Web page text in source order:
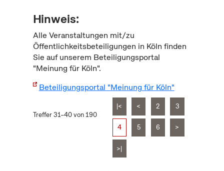
Hinweis:
Alle Veranstaltungen mit/zu
Öffentlichkeitsbeteiligungen in Köln finden
Sie auf unserem Beteiligungsportal
"Meinung für Köln".
Beteiligungsportal "Meinung für Köln"
Treffer 31–40 von 190
|< < 2 3
4 5 6 >
>|